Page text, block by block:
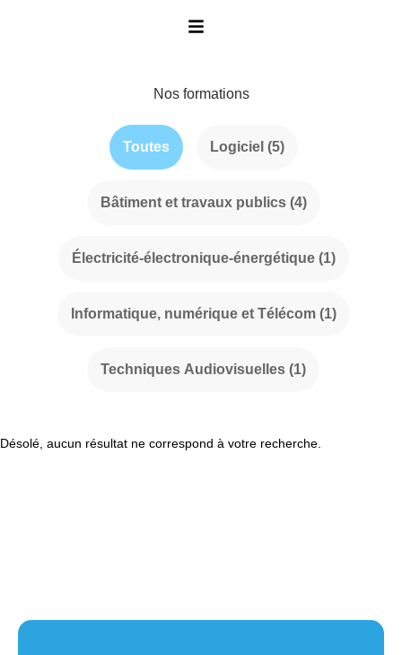
Nos formations
Toutes Logiciel (5)
Bâtiment et travaux publics (4)
Électricité-électronique-énergétique (1)
Informatique, numérique et Télécom (1)
Techniques Audiovisuelles (1)
Désolé, aucun résultat ne correspond à votre recherche.